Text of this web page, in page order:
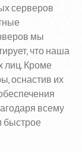
серверов
мы
что наша
лиц. Кроме
оснастив их
всему
быстрое